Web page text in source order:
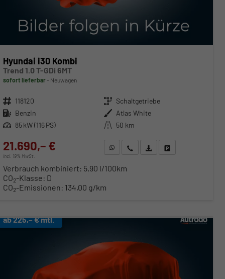
Hyundai i30 Kombi
Trend 1.0 T-GDi 6MT
sofort lieferbar Neuwagen
Fahrzeugnr. 118120 Getriebe Schaltgetriebe
Kraftstoff Benzin Außenfarbe Atlas White
Leistung 85 kW (116 PS) Kilometerstand 50 km
21.690,– €
incl. 19% MwSt.
WhatsApp anfragen
Wir rufen Sie anFahrzeugexposé (PDF)
Fahrzeug parken
Verbrauch kombiniert: 5,90 l/100km
CO2-Klasse: D
CO2-Emissionen: 134,00 g/km
ab 225,– € mtl.